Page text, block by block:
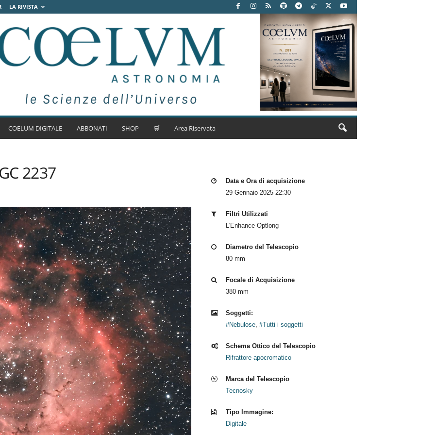
LA RIVISTA
COELUM DIGITALE ABBONATI SHOP 🛒 Area Riservata
2237
Data e Ora di acquisizione
29 Gennaio 2025 22:30
Filtri Utilizzati
L'Enhance Optlong
Diametro del Telescopio
80 mm
Focale di Acquisizione
380 mm
Soggetti:
#Nebulose, #Tutti i soggetti
Schema Ottico del Telescopio
Rifrattore apocromatico
Marca del Telescopio
Tecnosky
Tipo Immagine:
Digitale